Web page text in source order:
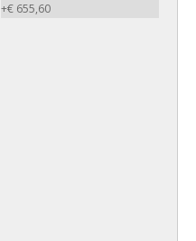
+€ 655,60